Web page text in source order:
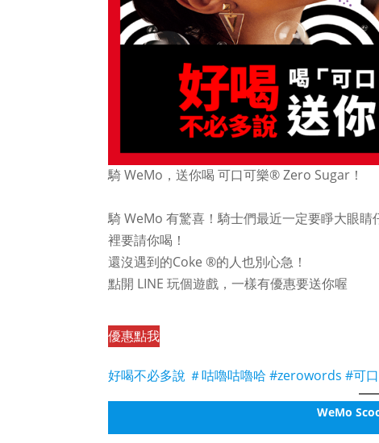
騎 WeMo，送你喝 可口可樂® Zero Sugar！
騎 WeMo 有驚喜！騎士們最近一定要睜大眼
裡要請你喝！
還沒遇到的Coke ®的人也別心急！
點開 LINE 玩個遊戲，一樣有優惠要送你喔
優惠點我
好喝不必多說 ＃咕嚕咕嚕哈 #zerowords #可
WeMo